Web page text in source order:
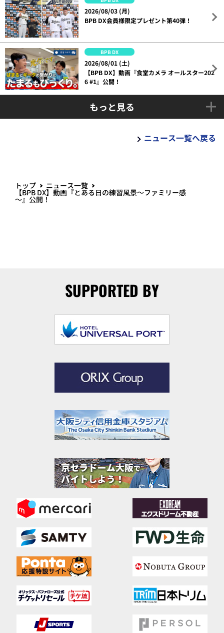
2026/08/03 (月)
BPB DX会員様限定プレゼント第40弾！
BPB DX
2026/08/01 (土)
【BPB DX】動画『食堂カメラ オールスター202
6 #1』公開！
もっと見る
ニュース一覧へ戻る
トップ ニュース一覧
【BPB DX】動画『とある日の練習風景～ファミリー感
～』公開！
SUPPORTED BY